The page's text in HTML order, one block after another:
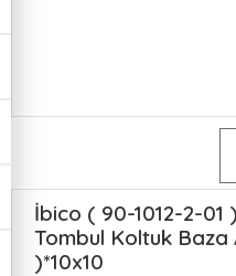
İbico ( 90-1012-2-
Tombul Koltuk Baza
)*10x10